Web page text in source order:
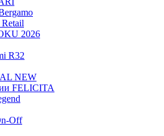
2026
R32
NEW
FELICITA
Off